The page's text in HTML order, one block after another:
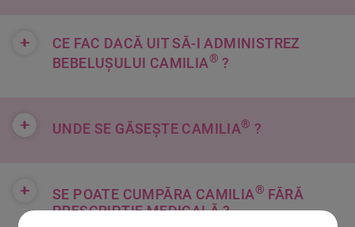
+
CE FAC DACĂ UIT SĂ-I ADMINISTREZ
BEBELUȘULUI CAMILIA® ?
+ UNDE SE GĂSEȘTE CAMILIA® ?
+ SE POATE CUMPĂRA CAMILIA® FĂRĂ
PRESCRIPȚIE MEDICALĂ ?